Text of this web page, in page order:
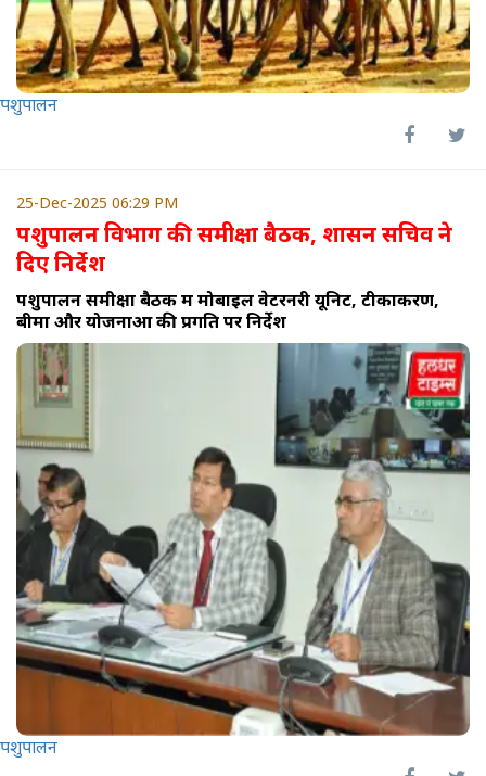
पशुपालन
25-Dec-2025 06:29 PM
पशुपालन विभाग की समीक्षा बैठक, शासन सचिव ने
दिए निर्देश
पशुपालन समीक्षा बैठक में मोबाइल वेटरनरी यूनिट, टीकाकरण,
बीमा और योजनाओं की प्रगति पर निर्देश
पशुपालन